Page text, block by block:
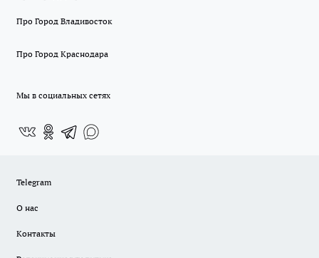
Про Город Владивосток
Про Город Краснодара
Мы в социальных сетях
Telegram
О нас
Контакты